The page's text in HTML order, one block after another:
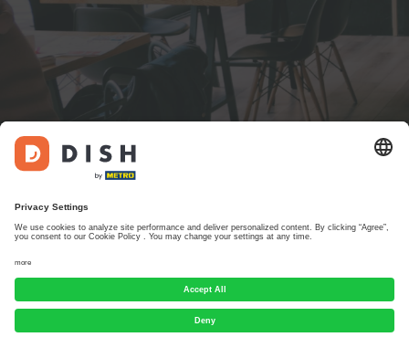
Разработано DISH Digital Solutions GmbH. Все права защищены.
Часто задаваемые вопросы